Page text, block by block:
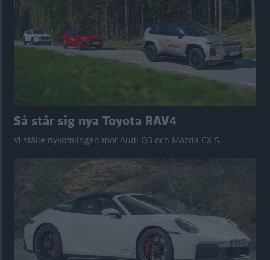
Så står sig nya Toyota RAV4
Vi ställe nykomlingen mot Audi Q3 och Mazda CX-5.